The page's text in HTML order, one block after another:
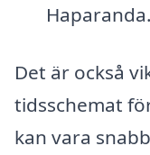
Haparanda.
Det är också
tidsschemat
kan vara